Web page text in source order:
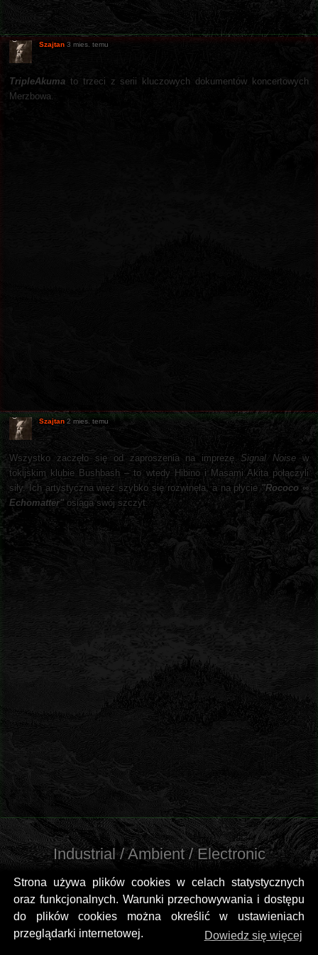
Strona używa plików cookies w celach statystycznych
oraz funkcjonalnych. Warunki przechowywania i dostępu
do plików cookies można określić w ustawieniach
przeglądarki internetowej.
Dowiedz się więcej
Szajtan 3 mies. temu
TripleAkuma to trzeci z serii kluczowych dokumentów koncertowych
Merzbowa.
Szajtan 2 mies. temu
Wszystko zaczęło się od zaproszenia na imprezę Signal Noise w
tokijskim klubie Bushbash – to wtedy Hibino i Masami Akita połączyli
siły. Ich artystyczna więź szybko się rozwinęła, a na płycie "Rococo ∞
Echomatter" osiąga swój szczyt.
Industrial / Ambient / Electronic